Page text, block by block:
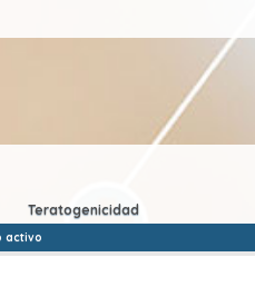
activo